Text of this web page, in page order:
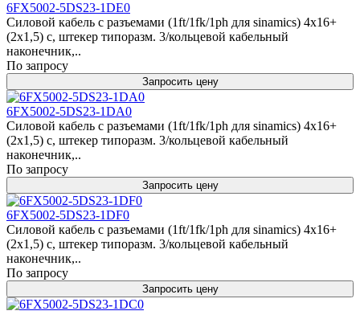
6FX5002-5DS23-1DE0
Силовой кабель с разъемами (1ft/1fk/1ph для sinamics) 4x16+
(2x1,5) c, штекер типоразм. 3/кольцевой кабельный
наконечник,..
По запросу
Запросить цену
6FX5002-5DS23-1DA0
Силовой кабель с разъемами (1ft/1fk/1ph для sinamics) 4x16+
(2x1,5) c, штекер типоразм. 3/кольцевой кабельный
наконечник,..
По запросу
Запросить цену
6FX5002-5DS23-1DF0
Силовой кабель с разъемами (1ft/1fk/1ph для sinamics) 4x16+
(2x1,5) c, штекер типоразм. 3/кольцевой кабельный
наконечник,..
По запросу
Запросить цену